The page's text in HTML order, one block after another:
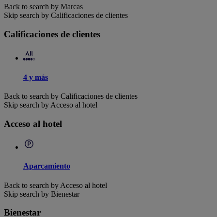
Back to search by Marcas
Skip search by Calificaciones de clientes
Calificaciones de clientes
4 y más
Back to search by Calificaciones de clientes
Skip search by Acceso al hotel
Acceso al hotel
Aparcamiento
Back to search by Acceso al hotel
Skip search by Bienestar
Bienestar